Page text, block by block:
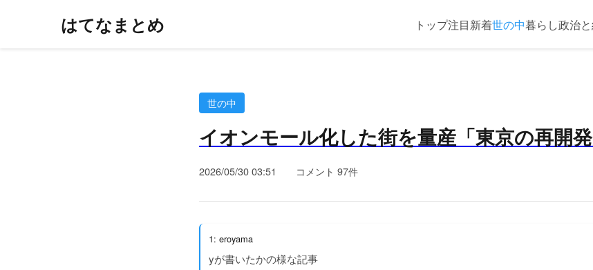
はてなまとめ トップ注目新着世の中暮らし政治
世の中
イオンモール化した街を量産「東京の再開
2026/05/30 03:51 コメント 97件
1: eroyama
yが書いたかの様な記事